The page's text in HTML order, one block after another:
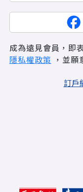
成為遠見會員，即
隱私權政策 ，並願
訂戶